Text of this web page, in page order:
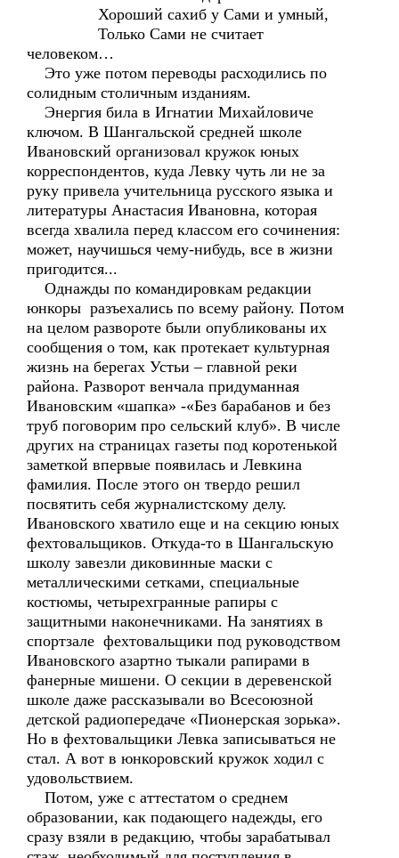
Хороший сахиб у Сами и умный,
Только Сами не считает
человеком…
Это уже потом переводы расходились по
солидным столичным изданиям.
Энергия била в Игнатии Михайловиче
ключом. В Шангальской средней школе
Ивановский организовал кружок юных
корреспондентов, куда Левку чуть ли не за
руку привела учительница русского языка и
литературы Анастасия Ивановна, которая
всегда хвалила перед классом его сочинения:
может, научишься чему-нибудь, все в жизни
пригодится...
Однажды по командировкам редакции
юнкоры разъехались по всему району. Потом
на целом развороте были опубликованы их
сообщения о том, как протекает культурная
жизнь на берегах Устьи – главной реки
района. Разворот венчала придуманная
Ивановским «шапка» -«Без барабанов и без
труб поговорим про сельский клуб». В числе
других на страницах газеты под коротенькой
заметкой впервые появилась и Левкина
фамилия. После этого он твердо решил
посвятить себя журналистскому делу.
Ивановского хватило еще и на секцию юных
фехтовальщиков. Откуда-то в Шангальскую
школу завезли диковинные маски с
металлическими сетками, специальные
костюмы, четырехгранные рапиры с
защитными наконечниками. На занятиях в
спортзале фехтовальщики под руководством
Ивановского азартно тыкали рапирами в
фанерные мишени. О секции в деревенской
школе даже рассказывали во Всесоюзной
детской радиопередаче «Пионерская зорька».
Но в фехтовальщики Левка записываться не
стал. А вот в юнкоровский кружок ходил с
удовольствием.
Потом, уже с аттестатом о среднем
образовании, как подающего надежды, его
сразу взяли в редакцию, чтобы зарабатывал